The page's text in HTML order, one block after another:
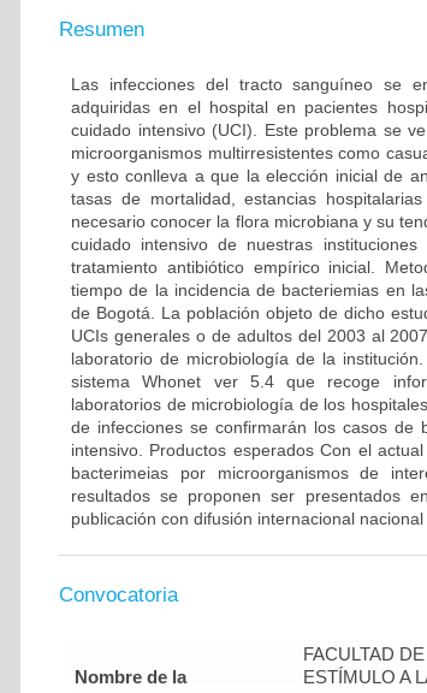
Resumen
Las infecciones del tracto sanguíneo se
adquiridas en el hospital en pacientes
cuidado intensivo (UCI). Este problema se
microorganismos multirresistentes como
y esto conlleva a que la elección inicial de
tasas de mortalidad, estancias
necesario conocer la flora microbiana y su
cuidado intensivo de nuestras
tratamiento antibiótico empírico inicial.
tiempo de la incidencia de bacteriemias en
de Bogotá. La población objeto de dicho
UCIs generales o de adultos del 2003 al
laboratorio de microbiología de la
sistema Whonet ver 5.4 que recoge
laboratorios de microbiología de los
de infecciones se confirmarán los casos
intensivo. Productos esperados Con el
bacterimeias por microorganismos de
resultados se proponen ser presentados
publicación con difusión internacional nacional
Convocatoria
Nombre de la
FACULTAD
ESTÍMULO A